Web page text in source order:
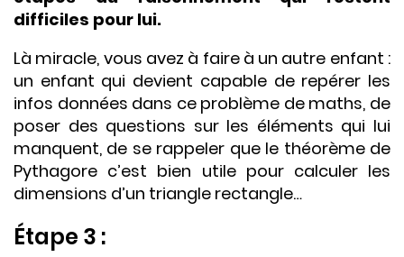
difficiles pour lui.
Là miracle, vous avez à faire à un autre enfant :
un enfant qui devient capable de repérer les
infos données dans ce problème de maths, de
poser des questions sur les éléments qui lui
manquent, de se rappeler que le théorème de
Pythagore c’est bien utile pour calculer les
dimensions d’un triangle rectangle…
Étape 3 :